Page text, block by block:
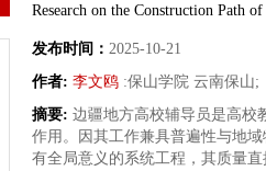
Research on the Construction Path
发布时间： 2025-10-21
作者: 李文鸥 :保山学院 云南保山;
摘要: 边疆地方高校辅导员是高校
作用。因其工作兼具普遍性与地
有全局意义的系统工程，其质量